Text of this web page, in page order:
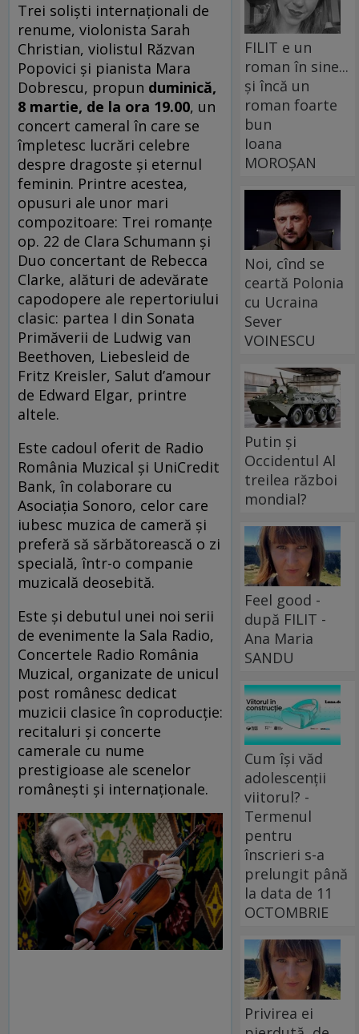
Trei soliști internaționali de
renume, violonista Sarah
Christian, violistul Răzvan
Popovici şi pianista Mara
Dobrescu, propun duminică,
8 martie, de la ora 19.00, un
concert cameral în care se
împletesc lucrări celebre
despre dragoste și eternul
feminin. Printre acestea,
opusuri ale unor mari
compozitoare: Trei romanțe
op. 22 de Clara Schumann și
Duo concertant de Rebecca
Clarke, alături de adevărate
capodopere ale repertoriului
clasic: partea I din Sonata
Primăverii de Ludwig van
Beethoven, Liebesleid de
Fritz Kreisler, Salut d’amour
de Edward Elgar, printre
altele.
Este cadoul oferit de Radio
România Muzical și UniCredit
Bank, în colaborare cu
Asociația Sonoro, celor care
iubesc muzica de cameră și
preferă să sărbătorească o zi
specială, într-o companie
muzicală deosebită.
Este și debutul unei noi serii
de evenimente la Sala Radio,
Concertele Radio România
Muzical, organizate de unicul
post românesc dedicat
muzicii clasice în coproducție:
recitaluri și concerte
camerale cu nume
prestigioase ale scenelor
românești și internaționale.
FILIT e un
roman în sine...
și încă un
roman foarte
bun
Ioana
MOROȘAN
Noi, cînd se
ceartă Polonia
cu Ucraina
Sever
VOINESCU
Putin și
Occidentul Al
treilea război
mondial?
Feel good -
după FILIT -
Ana Maria
SANDU
Cum își văd
adolescenții
viitorul? -
Termenul
pentru
înscrieri s-a
prelungit până
la data de 11
OCTOMBRIE
Privirea ei